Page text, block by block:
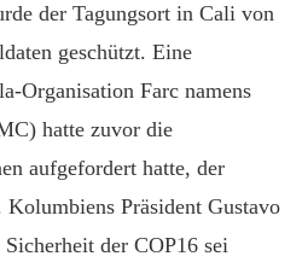
der Tagungsort in Cali von
geschützt. Eine
Organisation Farc namens
hatte zuvor die
aufgefordert hatte, der
Präsident Gustavo
der COP16 sei